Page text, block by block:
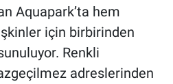
Aquapark’ta hem
için birbirinden
Renkli
adreslerinden